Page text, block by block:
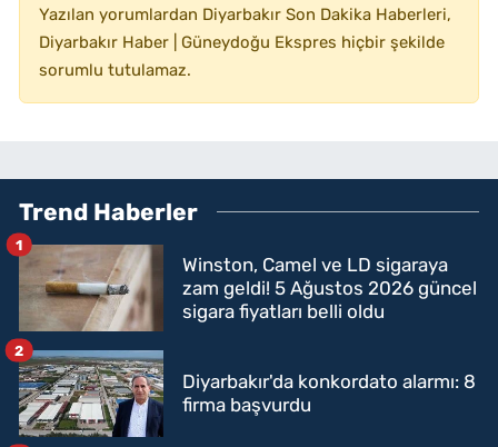
Yazılan yorumlardan Diyarbakır Son Dakika Haberleri,
Diyarbakır Haber | Güneydoğu Ekspres hiçbir şekilde
sorumlu tutulamaz.
Trend Haberler
Winston, Camel ve LD sigaraya
zam geldi! 5 Ağustos 2026 güncel
sigara fiyatları belli oldu
1
Diyarbakır'da konkordato alarmı: 8
firma başvurdu
2